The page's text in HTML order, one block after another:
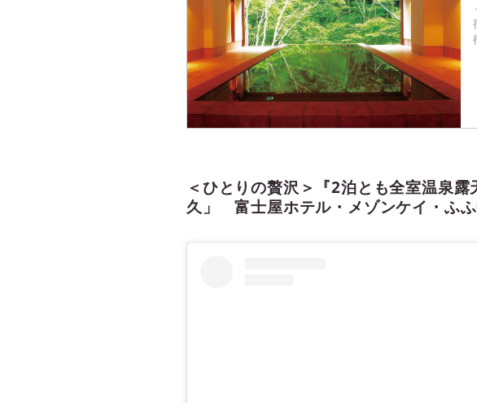
＜ひとりの贅沢＞『2泊とも全室温泉
久」 富士屋ホテル・メゾンケイ・ふふ